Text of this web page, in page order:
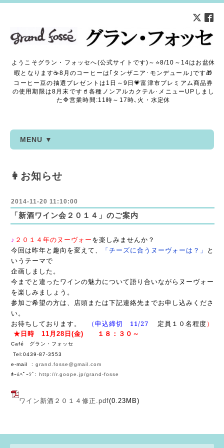
ようこそグラン・フォッセへ(公式サイトです)～⭐8/10～14はお盆休
暇となります☕8月のコーヒーは｢タンザニア･モンデュール｣です🎁
コーヒー豆の抽選プレゼントは1日～9日💗富津市プレミアム商品券
の使用期限は8月末です🥤各種ノンアルカクテル･メニューUPしまし
た🔷営業時間:11時～17時､火・水定休
MENU ▼
👩お知らせ
2014-11-20 11:10:00
「新酒ワイン会２０１４」のご案内
♪ ２０１４年のヌーヴォー を楽しみませんか？
今回は昨年と趣向を変えて、
「チーズに合うヌーヴォーは？」
と
いうテーマで
企画しました。
今までと違ったワインの魅力について語り合いながらヌーヴォー
を楽しみましょう。
参加ご希望の方は、店頭または下記連絡先までお申し込みくださ
い。
お待ちしております。 （申込締切 11/27 定員１０名程度）
★日時 11月28日(金) １８：３０～
Café グラン・フォッセ
Tel:0439-87-3553
e-mail : grand.fosse@gmail.com
ﾎｰﾑﾍﾟｰｼﾞ : http://r.goope.jp/grand-fosse
ワイン新酒２０１４修正.pdf(0.23MB)